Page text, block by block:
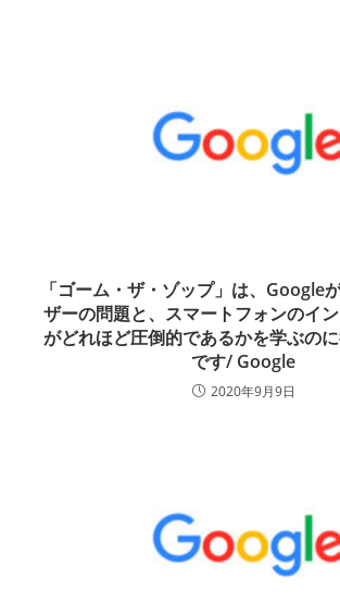
「ゴーム・ザ・ゾップ」は、Google
ザーの問題と、スマートフォンのイ
がどれほど圧倒的であるかを学ぶの
です/ Google
2020年9月9日